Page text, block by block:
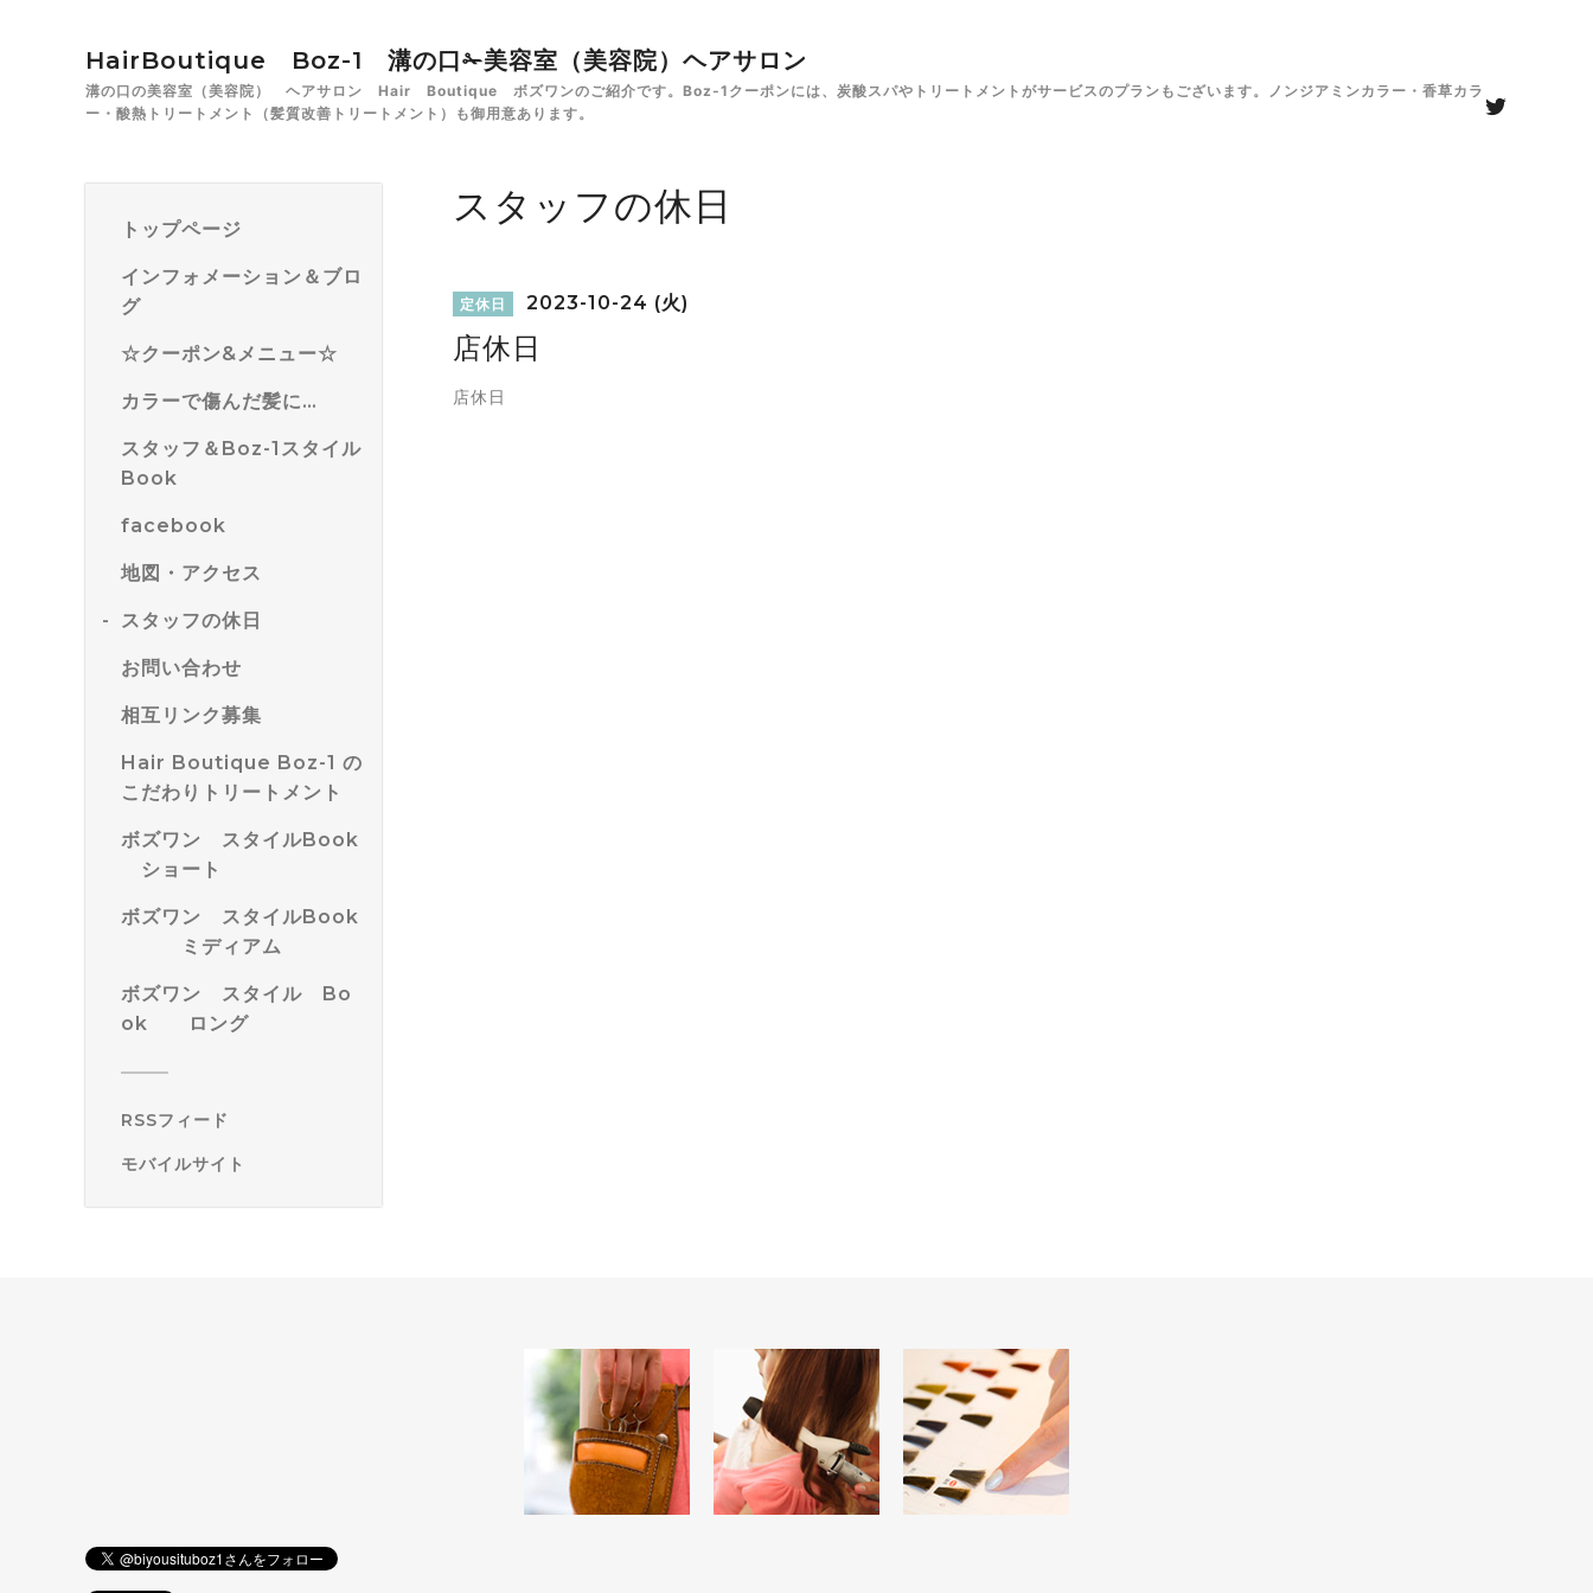
HairBoutique Boz-1 溝の口✁美容室（美容院）ヘアサロン
溝の口の美容室（美容院） ヘアサロン Hair Boutique ボズワンのご紹介です。Boz-1クーポンには、炭酸スパやトリートメントがサービスのプランもございます。ノンジアミンカラー・香草カラ
ー・酸熱トリートメント（髪質改善トリートメント）も御用意あります。
トップページ
インフォメーション＆ブロ
グ
☆クーポン&メニュー☆
カラーで傷んだ髪に…
スタッフ＆Boz-1スタイル
Book
facebook
地図・アクセス
スタッフの休日
お問い合わせ
相互リンク募集
Hair Boutique Boz-1 の
こだわりトリートメント
ボズワン スタイルBook
ショート
ボズワン スタイルBook
ミディアム
ボズワン スタイル Bo
ok ロング
RSSフィード
モバイルサイト
スタッフの休日
定休日 2023-10-24 (火)
店休日
店休日